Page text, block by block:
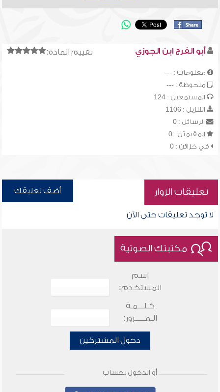
تقييم المادة: أبو الفرج ابن الجوزي
معلومات : ---
ملحوظة : ---
المستمعين : 124
التنزيل : 1106
الرسائل : 0
المقيميّن : 0
في خزائن : 0
تعليقات الزوار أضف تعليقك
لا توجد تعليقات حتى الآن
مكتبتك الصوتية
اسم
المستخدم:
كـلـــمـة
الـمـــــرور:
دخول المشتركين
أو الدخول بحساب